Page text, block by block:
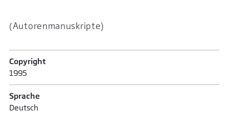
(Autorenmanuskripte)
Copyright
1995
Sprache
Deutsch